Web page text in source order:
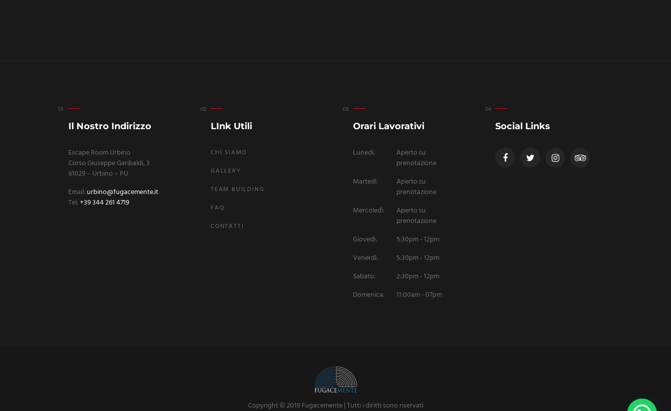
Il Nostro Indirizzo
Escape Room Urbino
Corso Giuseppe Garibaldi, 3
61029 – Urbino – PU
Email: urbino@fugacemente.it
Tel:+39 344 261 4719
LInk Utili
CHI SIAMO
GALLERY
TEAM BUILDING
FAQ
CONTATTI
Orari Lavorativi
Lunedì:
Aperto su
prenotazione
Martedì:
Aperto su
prenotazione
Mercoledì:
Aperto su
prenotazione
Giovedì:
5:30pm - 12pm
Venerdì:
5:30pm - 12pm
Sabato:
2:30pm - 12pm
Domenica:
11:00am - 07pm
Social Links
Copyright © 2019 Fugacemente | Tutti i diritti sono riservati